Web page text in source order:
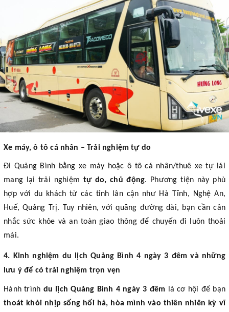
Xe máy, ô tô cá nhân – Trải nghiệm tự do
Đi Quảng Bình bằng xe máy hoặc ô tô cá nhân/thuê xe tự lái
mang lại trải nghiệm tự do, chủ động. Phương tiện này phù
hợp với du khách từ các tỉnh lân cận như Hà Tĩnh, Nghệ An,
Huế, Quảng Trị. Tuy nhiên, với quãng đường dài, bạn cần cân
nhắc sức khỏe và an toàn giao thông để chuyến đi luôn thoải
mái.
4. Kinh nghiệm du lịch Quảng Bình 4 ngày 3 đêm và những
lưu ý để có trải nghiệm trọn vẹn
Hành trình du lịch Quảng Bình 4 ngày 3 đêm là cơ hội để bạn
thoát khỏi nhịp sống hối hả, hòa mình vào thiên nhiên kỳ vĩ